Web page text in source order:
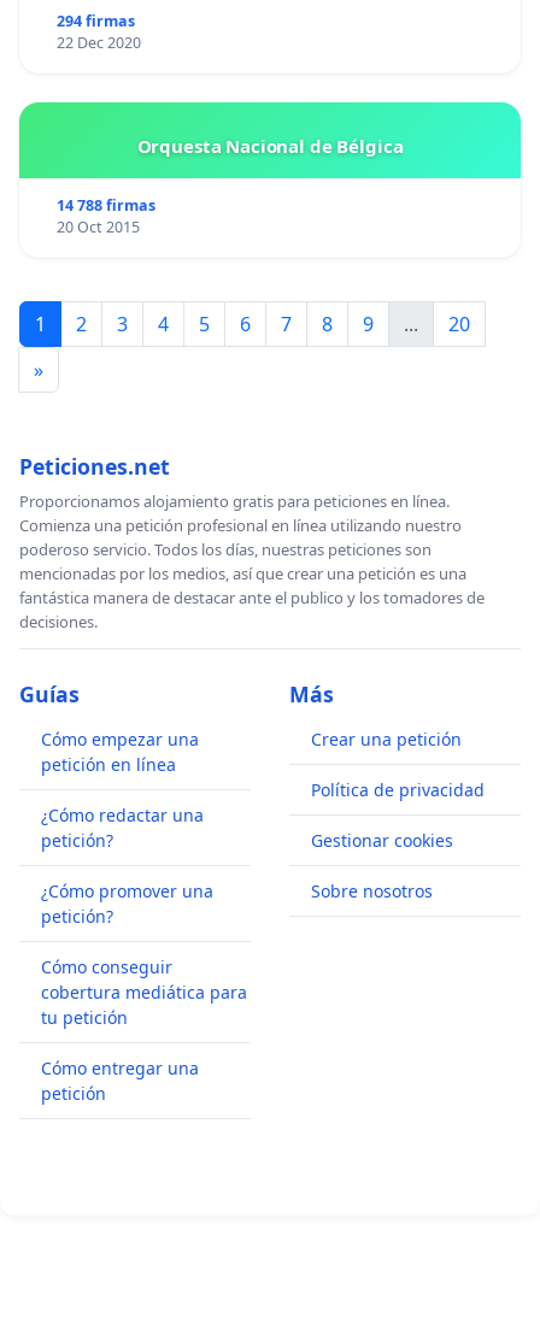
294 firmas
22 Dec 2020
Orquesta Nacional de Bélgica
14 788 firmas
20 Oct 2015
1 2 3 4 5 6 7 8 9 ...
20
»
Peticiones.net
Proporcionamos alojamiento gratis para peticiones en línea.
Comienza una petición profesional en línea utilizando nuestro
poderoso servicio. Todos los días, nuestras peticiones son
mencionadas por los medios, así que crear una petición es una
fantástica manera de destacar ante el publico y los tomadores de
decisiones.
Guías
Cómo empezar una
petición en línea
¿Cómo redactar una
petición?
¿Cómo promover una
petición?
Cómo conseguir
cobertura mediática para
tu petición
Cómo entregar una
petición
Más
Crear una petición
Política de privacidad
Gestionar cookies
Sobre nosotros